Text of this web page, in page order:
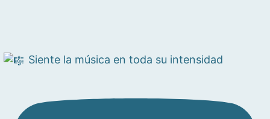
Siente la música en toda su intensidad